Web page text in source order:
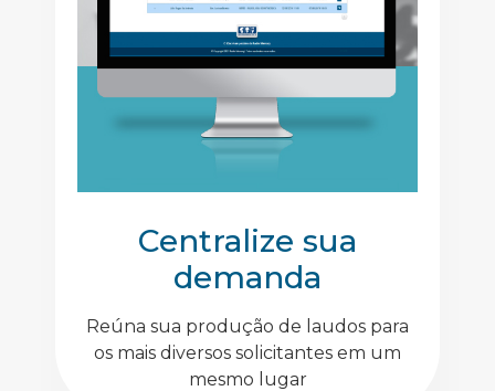
Centralize sua
demanda
Reúna sua produção de laudos para
os mais diversos solicitantes em um
mesmo lugar